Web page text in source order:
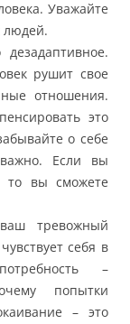
Уважайте
людей.
рушит свое
отношения.
это
о себе
Если вы
то вы сможете
тревожный
себя в
–
попытки
– это